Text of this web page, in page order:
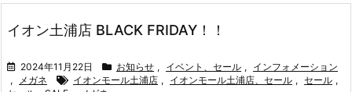
イオン土浦店 BLACK FRIDAY！！
2024年11月22日 お知らせ , イベント、セール ,
インフォメーション
,
メガネ イオンモール土浦店 , イオンモール土浦店、セール , セール ,